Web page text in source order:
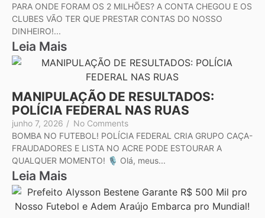
PARA ONDE FORAM OS 2 MILHÕES? A CONTA CHEGOU E OS
CLUBES VÃO TER QUE PRESTAR CONTAS DO NOSSO
DINHEIRO!...
Leia Mais
MANIPULAÇÃO DE RESULTADOS:
POLÍCIA FEDERAL NAS RUAS
junho 7, 2026 / No Comments
BOMBA NO FUTEBOL! POLÍCIA FEDERAL CRIA GRUPO CAÇA-
FRAUDADORES E LISTA NO ACRE PODE ESTOURAR A
QUALQUER MOMENTO! 🎙️ Olá, meus...
Leia Mais